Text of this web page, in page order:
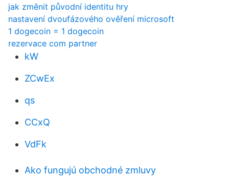
jak změnit původní identitu hry
nastavení dvoufázového ověření microsoft
1 dogecoin = 1 dogecoin
rezervace com partner
kW
ZCwEx
qs
CCxQ
VdFk
Ako fungujú obchodné zmluvy